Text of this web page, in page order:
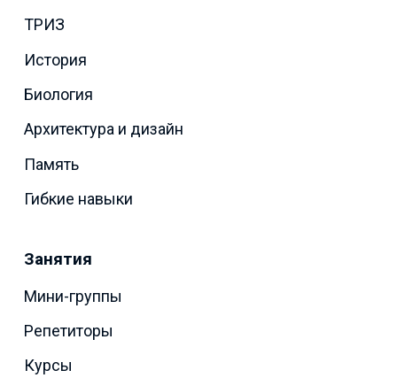
ТРИЗ
История
Биология
Архитектура и дизайн
Память
Гибкие навыки
Занятия
Мини-группы
Репетиторы
Курсы